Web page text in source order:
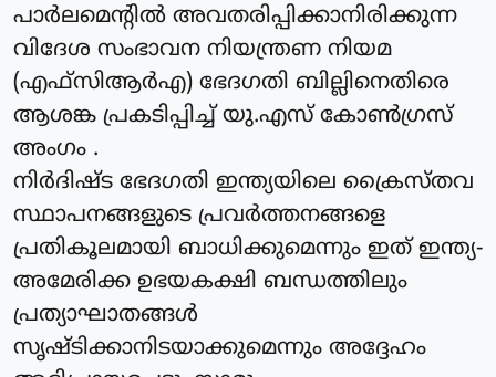
പാർലമെന്റിൽ അവതരിപ്പിക്കാനിരിക്കുന്ന
വിദേശ സംഭാവന നിയന്ത്രണ നിയമ
(എഫ്‌സിആർഎ) ഭേദഗതി ബില്ലിനെതിരെ
ആശങ്ക പ്രകടിപ്പിച്ച് യു.എസ് കോൺഗ്രസ്
അംഗം .
നിർദിഷ്ട ഭേദഗതി ഇന്ത്യയിലെ ക്രൈസ്തവ
സ്ഥാപനങ്ങളുടെ പ്രവർത്തനങ്ങളെ
പ്രതികൂലമായി ബാധിക്കുമെന്നും ഇത് ഇന്ത്യ-
അമേരിക്ക ഉഭയകക്ഷി ബന്ധത്തിലും
പ്രത്യാഘാതങ്ങൾ
സൃഷ്ടിക്കാനിടയാക്കുമെന്നും അദ്ദേഹം